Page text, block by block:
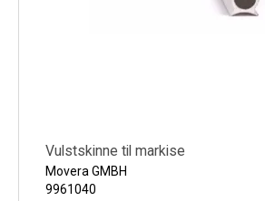
Vulstskinne til markise
Movera GMBH
9961040